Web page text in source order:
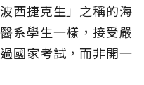
西捷克生」之稱的海
系學生一樣，接受嚴
國家考試，而非開一